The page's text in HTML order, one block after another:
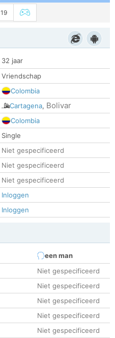
19
32 jaar
Vriendschap
Colombia
Cartagena, Bolivar
Colombia
Single
Niet gespecificeerd
Niet gespecificeerd
Niet gespecificeerd
Inloggen
Inloggen
een man
Niet gespecificeerd
Niet gespecificeerd
Niet gespecificeerd
Niet gespecificeerd
Niet gespecificeerd